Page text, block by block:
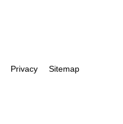
Privacy Sitemap